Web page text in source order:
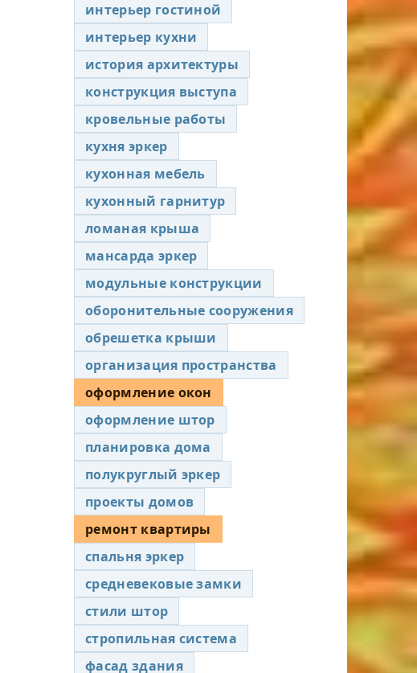
интерьер гостиной
интерьер кухни
история архитектуры
конструкция выступа
кровельные работы
кухня эркер
кухонная мебель
кухонный гарнитур
ломаная крыша
мансарда эркер
модульные конструкции
оборонительные сооружения
обрешетка крыши
организация пространства
оформление окон
оформление штор
планировка дома
полукруглый эркер
проекты домов
ремонт квартиры
спальня эркер
средневековые замки
стили штор
стропильная система
фасад здания